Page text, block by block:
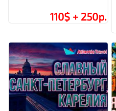
110$ + 250р.